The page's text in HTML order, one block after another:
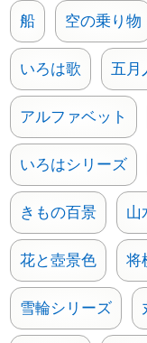
船 空の乗り物
いろは歌 五月
アルファベット
いろはシリーズ
きもの百景 山
花と壺景色 将
雪輪シリーズ